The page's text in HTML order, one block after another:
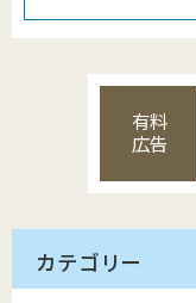
有料
広告
カテゴリー